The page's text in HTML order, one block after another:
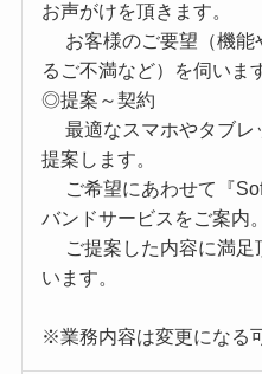
お声がけを頂きます。
お客様のご要望（機能
るご不満など）を伺いま
◎提案～契約
最適なスマホやタブレ
提案します。
ご希望にあわせて『
バンドサービスをご案内。
ご提案した内容に満足
います。
※業務内容は変更になる